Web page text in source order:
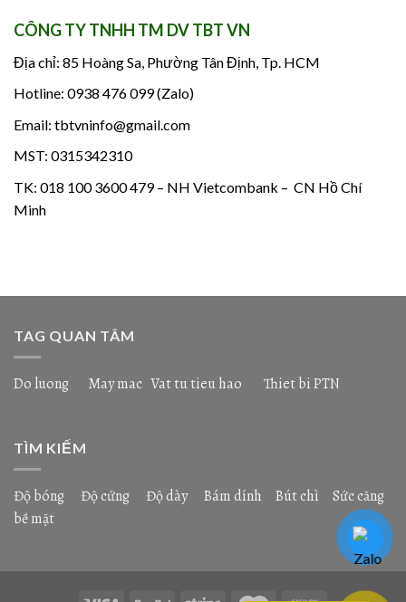
CÔNG TY TNHH TM DV TBT VN
Địa chỉ: 85 Hoàng Sa, Phường Tân Định, Tp. HCM
Hotline: 0938 476 099 (Zalo)
Email: tbtvninfo@gmail.com
MST: 0315342310
TK: 018 100 3600 479 – NH Vietcombank – CN Hồ Chí
Minh
TAG QUAN TÂM
Do luong May mac Vat tu tieu hao Thiet bi PTN
TÌM KIẾM
Độ bóng Độ cứng Độ dày Bám dính Bút chì
Sức căng
bề mặt